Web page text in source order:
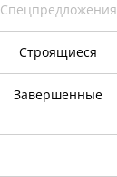
Спецпредложения
Строящиеся
Завершенные